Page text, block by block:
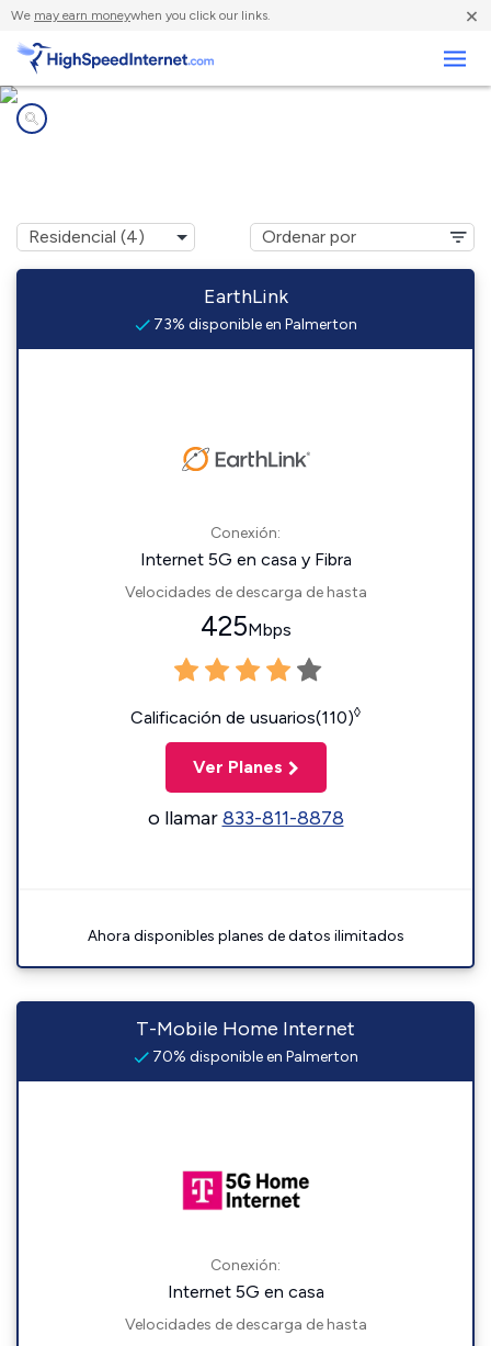
We may earn moneywhen you click our links. ×
EarthLink
73% disponible en Palmerton
Conexión:
Internet 5G en casa y Fibra
Velocidades de descarga de hasta
425Mbps
Calificación de usuarios(110)◊
Ver Planes
o llamar833-811-8878
Ahora disponibles planes de datos ilimitados
T-Mobile Home Internet
70% disponible en Palmerton
Conexión:
Internet 5G en casa
Velocidades de descarga de hasta